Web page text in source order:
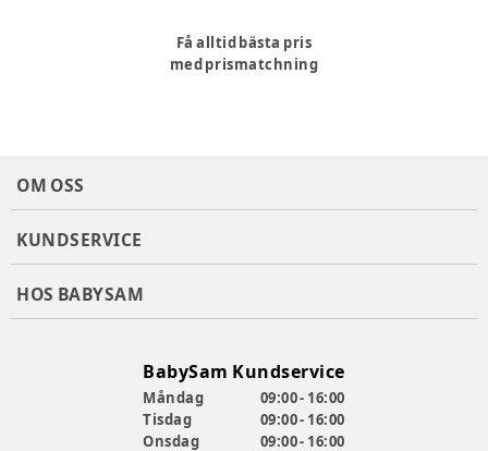
Få alltid bästa pris
med prismatchning
OM OSS
KUNDSERVICE
HOS BABYSAM
BabySam Kundservice
Måndag
09:00 - 16:00
Tisdag
09:00 - 16:00
Onsdag
09:00 - 16:00